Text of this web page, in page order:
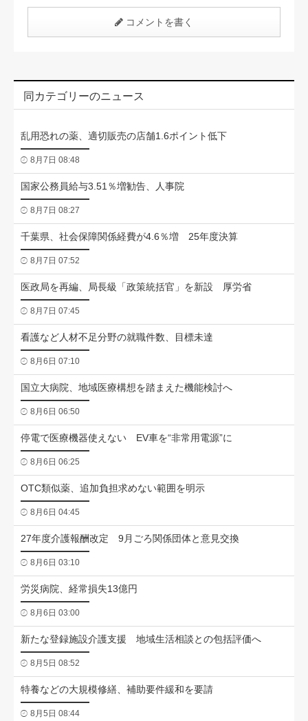
コメントを書く
同カテゴリーのニュース
乱用恐れの薬、適切販売の店舗1.6ポイント低下
8月7日 08:48
国家公務員給与3.51％増勧告、人事院
8月7日 08:27
千葉県、社会保障関係経費が4.6％増 25年度決算
8月7日 07:52
医政局を再編、局長級「政策統括官」を新設 厚労省
8月7日 07:45
看護など人材不足分野の就職件数、目標未達
8月6日 07:10
国立大病院、地域医療構想を踏まえた機能検討へ
8月6日 06:50
停電で医療機器使えない EV車を“非常用電源”に
8月6日 06:25
OTC類似薬、追加負担求めない範囲を明示
8月6日 04:45
27年度介護報酬改定 9月ごろ関係団体と意見交換
8月6日 03:10
労災病院、経常損失13億円
8月6日 03:00
新たな登録施設介護支援 地域生活相談との包括評価へ
8月5日 08:52
特養などの大規模修繕、補助要件緩和を要請
8月5日 08:44